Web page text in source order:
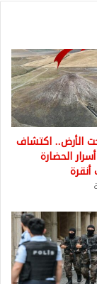
تحت الأرض.. اكتشاف
الحضارة